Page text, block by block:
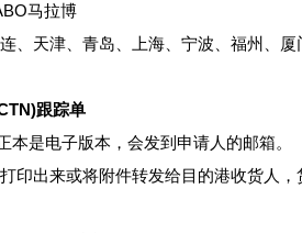
马拉博
、天津、青岛、上海、宁波、福州、
跟踪单
本是电子版本，会发到申请人的邮箱。
印出来或将附件转发给目的港收货人，